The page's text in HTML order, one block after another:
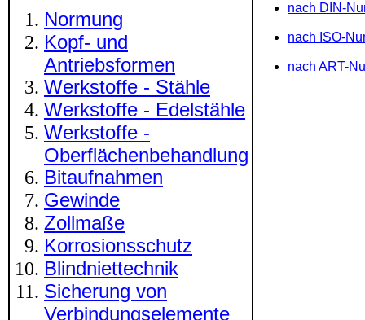
Normung
Kopf- und
Antriebsformen
Werkstoffe - Stähle
Werkstoffe - Edelstähle
Werkstoffe -
Oberflächenbehandlung
Bitaufnahmen
Gewinde
Zollmaße
Korrosionsschutz
Blindniettechnik
Sicherung von
Verbindungselemente
nach DIN-
nach ISO-
nach ART-